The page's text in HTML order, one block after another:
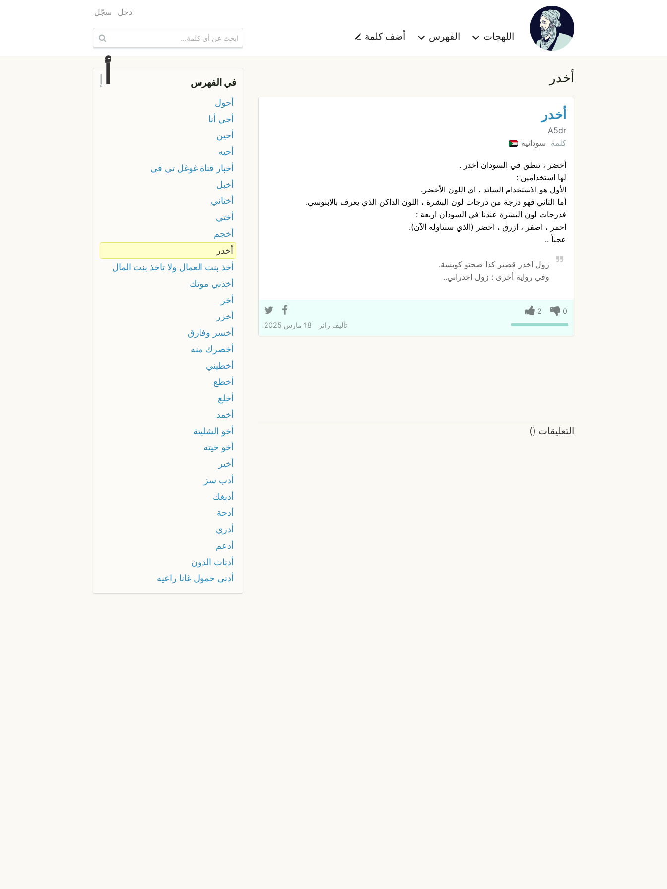
اللهجات الفهرس أضف كلمة
ادخل سجّل
أخدر
أخدر
A5dr
كلمة سودانية
أخضر ، تنطق في السودان أخدر .
لها استخدامين :
الأول هو الاستخدام السائد ، اي اللون الأخضر.
أما الثاني فهو درجة من درجات لون البشرة ، اللون الداكن الذي يعرف بالابنوسي.
فدرجات لون البشرة عندنا في السودان اربعة :
احمر ، اصفر ، ازرق ، اخضر (الذي سنتاوله الآن).
عجباً ..
زول اخدر قصير كدا صحتو كويسة.
وفي رواية أخرى : زول اخدراني..
0
2
تأليف زائر 18 مارس 2025
التعليقات (
)
في الفهرس إ
أحول
أحي أنا
أحين
أحيه
أخبار قناة غوغل تي في
أخبل
أختاني
أختي
أخجم
أخدر
أخذ بنت العمال ولا تاخذ بنت المال
أخذني موتك
أخر
أخزر
أخسر وفارق
أخصرك منه
أخطيني
أخظع
أخلع
أخمد
أخو الشليتة
أخو خيته
أخير
أدب سز
أدبغك
أدحة
أدري
أدعم
أدنات الدون
أدنى حمول غانا راعيه